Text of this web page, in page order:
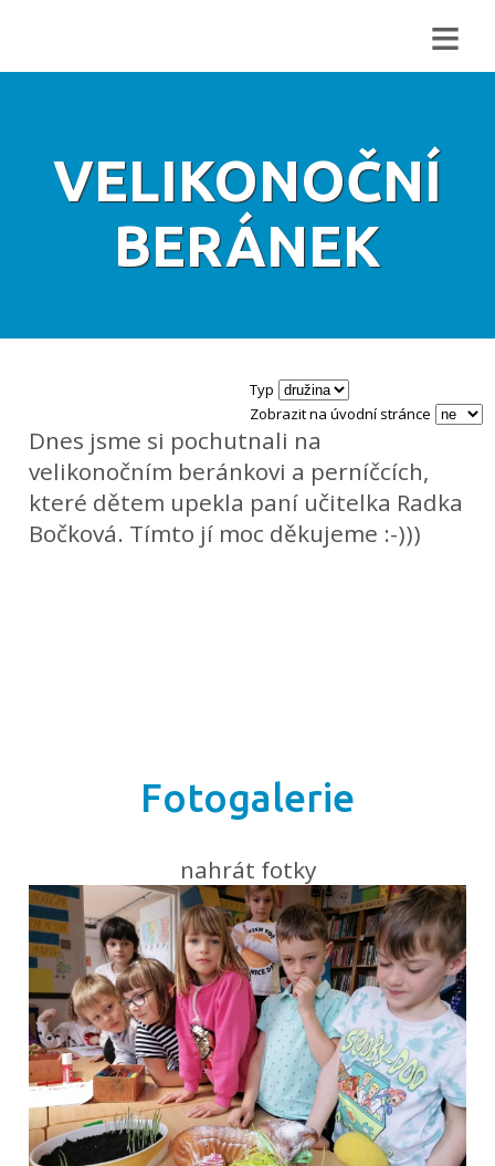
≡
VELIKONOČNÍ
BERÁNEK
Typ
Zobrazit na úvodní stránce
Dnes jsme si pochutnali na
velikonočním beránkovi a perníčcích,
které dětem upekla paní učitelka Radka
Bočková. Tímto jí moc děkujeme :-)))
Fotogalerie
nahrát fotky